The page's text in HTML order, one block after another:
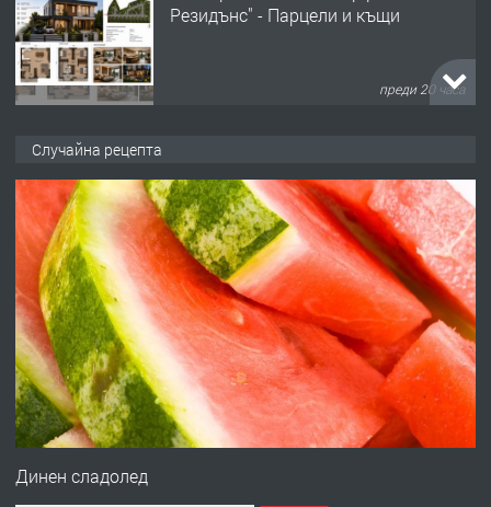
Резидънс" - Парцели и къщи
преди 20 часа
537 426
преди 20 часа
ПРЕДЛАГА
Давам обзаведено жилище за жена
без брокери 0889 537 426
преди 20 часа
ПРЕДЛАГА Под НАЕМ двустаен Орфей
Случайна рецепта
Динен сладолед